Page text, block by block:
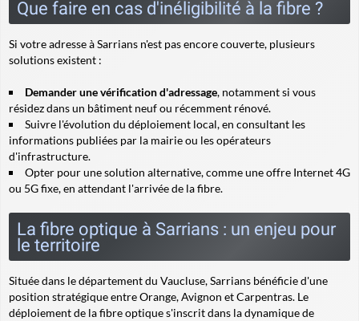
Que faire en cas d'inéligibilité à la fibre ?
Si votre adresse à Sarrians n'est pas encore couverte, plusieurs
solutions existent :
Demander une vérification d'adressage, notamment si vous
résidez dans un bâtiment neuf ou récemment rénové.
Suivre l'évolution du déploiement local, en consultant les
informations publiées par la mairie ou les opérateurs
d'infrastructure.
Opter pour une solution alternative, comme une offre Internet 4G
ou 5G fixe, en attendant l'arrivée de la fibre.
La fibre optique à Sarrians : un enjeu pour
le territoire
Située dans le département du Vaucluse, Sarrians bénéficie d'une
position stratégique entre Orange, Avignon et Carpentras. Le
déploiement de la fibre optique s'inscrit dans la dynamique de